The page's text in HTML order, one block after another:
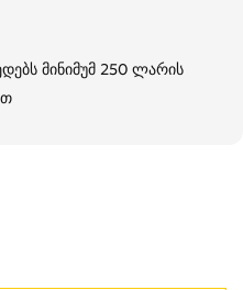
მინიმუმ 250 ლარის